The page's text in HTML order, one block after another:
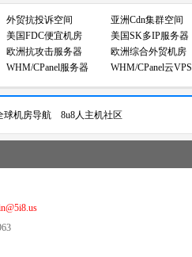
外贸抗投诉空间
亚洲Cdn集群空间
美国FDC便宜机房
美国SK多IP服务器
欧洲抗攻击服务器
欧洲综合外贸机房
WHM/CPanel服务器 WHM/CPanel云VPS
球机房导航 8u8人主机社区